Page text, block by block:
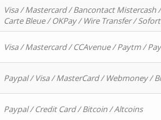
Visa / Mastercard / Bancontact Mistercash
Carte Bleue / OKPay / Wire Transfer /
Visa / Mastercard / CCAvenue / Paytm /
Paypal / Visa / MasterCard / Webmoney /
Paypal / Credit Card / Bitcoin / Altcoins